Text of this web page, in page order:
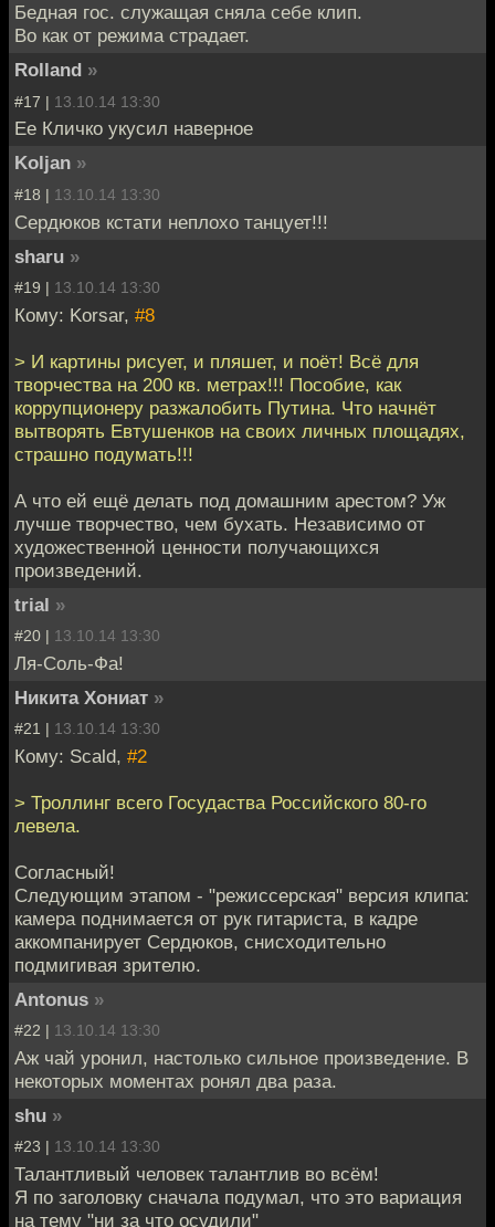
Бедная гос. служащая сняла себе клип.
Во как от режима страдает.
Rolland »
#17 | 13.10.14 13:30
Ее Кличко укусил наверное
Koljan »
#18 | 13.10.14 13:30
Сердюков кстати неплохо танцует!!!
sharu »
#19 | 13.10.14 13:30
Кому: Korsar, #8
> И картины рисует, и пляшет, и поёт! Всё для
творчества на 200 кв. метрах!!! Пособие, как
коррупционеру разжалобить Путина. Что начнёт
вытворять Евтушенков на своих личных площадях,
страшно подумать!!!
А что ей ещё делать под домашним арестом? Уж
лучше творчество, чем бухать. Независимо от
художественной ценности получающихся
произведений.
trial »
#20 | 13.10.14 13:30
Ля-Соль-Фа!
Никита Хониат »
#21 | 13.10.14 13:30
Кому: Scald, #2
> Троллинг всего Госудаства Российского 80-го
левела.
Согласный!
Следующим этапом - "режиссерская" версия клипа:
камера поднимается от рук гитариста, в кадре
аккомпанирует Сердюков, снисходительно
подмигивая зрителю.
Antonus »
#22 | 13.10.14 13:30
Аж чай уронил, настолько сильное произведение. В
некоторых моментах ронял два раза.
shu »
#23 | 13.10.14 13:30
Талантливый человек талантлив во всём!
Я по заголовку сначала подумал, что это вариация
на тему "ни за что осудили"